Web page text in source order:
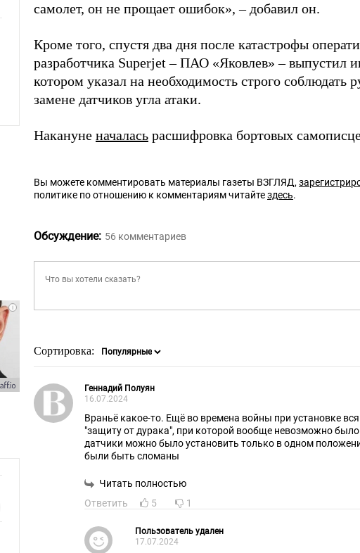
самолет, он не прощает ошибок», – добавил он.
Кроме того, спустя два дня после катастрофы
разработчика Superjet – ПАО «Яковлев» – выпустил
котором указал на необходимость строго соблюдать
замене датчиков угла атаки.
Накануне началась расшифровка бортовых
Вы можете комментировать материалы газеты ВЗГЛЯД,
политике по отношению к комментариям читайтездесь.
Обсуждение: 56 комментариев
Сортировка:
Геннадий Полуян
16.07.2024
Враньё какое-то. Ещё во времена войны при установке
"защиту от дурака", при которой вообще невозможно
датчики можно было установить только в одном
были быть сломаны
Читать полностью
Ответить
5 1
Пользователь удален
17.07.2024